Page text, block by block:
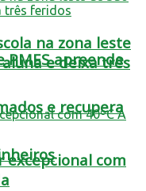
PMES apreende
e recupera
na zona leste
e deixa três
excepcional com